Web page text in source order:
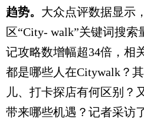
趋势。 大众点评数据显示
区“City- walk”关键词搜
记攻略数增幅超34倍，相
都是哪些人在Citywalk？
儿、打卡探店有何区别？
带来哪些机遇？记者采访